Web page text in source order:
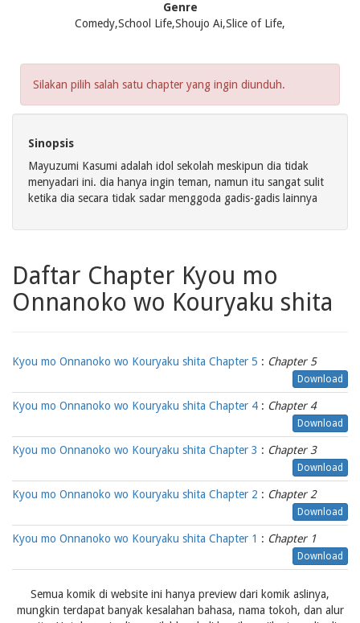
Genre
Comedy,School Life,Shoujo Ai,Slice of Life,
Silakan pilih salah satu chapter yang ingin diunduh.
Sinopsis
Mayuzumi Kasumi adalah idol sekolah meskipun dia tidak
menyadari ini. dia hanya ingin teman, namun itu sangat sulit
ketika dia secara tidak sadar menggoda gadis-gadis lainnya
Daftar Chapter Kyou mo
Onnanoko wo Kouryaku shita
Kyou mo Onnanoko wo Kouryaku shita Chapter 5 : Chapter 5
Download
Kyou mo Onnanoko wo Kouryaku shita Chapter 4 : Chapter 4
Download
Kyou mo Onnanoko wo Kouryaku shita Chapter 3 : Chapter 3
Download
Kyou mo Onnanoko wo Kouryaku shita Chapter 2 : Chapter 2
Download
Kyou mo Onnanoko wo Kouryaku shita Chapter 1 : Chapter 1
Download
Semua komik di website ini hanya preview dari komik aslinya,
mungkin terdapat banyak kesalahan bahasa, nama tokoh, dan alur